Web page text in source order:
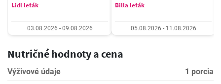
Lidl leták
03.08.2026 - 09.08.2026
Billa leták
05.08.2026 - 11.08.2026
Nutričné hodnoty a cena
Výživové údaje
1 porcia